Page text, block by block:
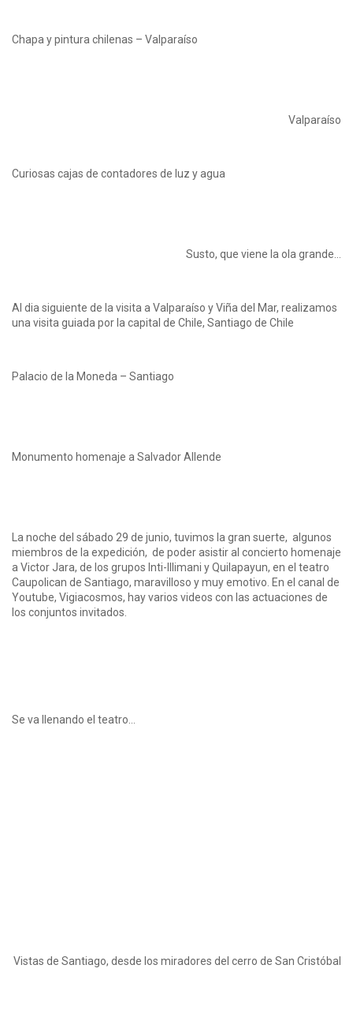
Chapa y pintura chilenas – Valparaíso
Valparaíso
Curiosas cajas de contadores de luz y agua
Susto, que viene la ola grande…
Al dia siguiente de la visita a Valparaíso y Viña del Mar, realizamos
una visita guiada por la capital de Chile, Santiago de Chile
Palacio de la Moneda – Santiago
Monumento homenaje a Salvador Allende
La noche del sábado 29 de junio, tuvimos la gran suerte, algunos
miembros de la expedición, de poder asistir al concierto homenaje
a Victor Jara, de los grupos Inti-Illimani y Quilapayun, en el teatro
Caupolican de Santiago, maravilloso y muy emotivo. En el canal de
Youtube, Vigiacosmos, hay varios videos con las actuaciones de
los conjuntos invitados.
Se va llenando el teatro…
Vistas de Santiago, desde los miradores del cerro de San Cristóbal